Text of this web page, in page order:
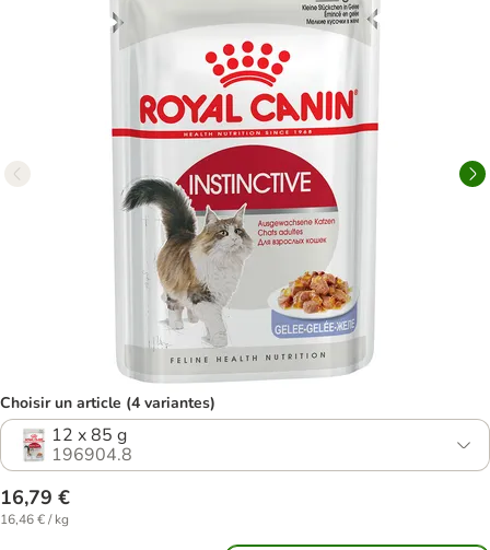
Choisir un article (4 variantes)
12 x 85 g
196904.8
16,79 €
16,46 € / kg